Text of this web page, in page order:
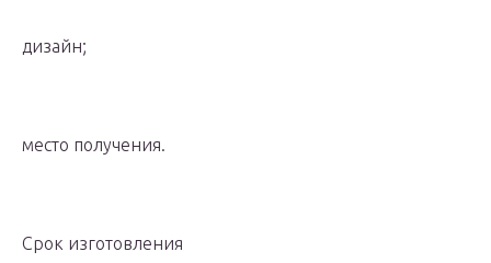
дизайн;
место получения.
Срок изготовления